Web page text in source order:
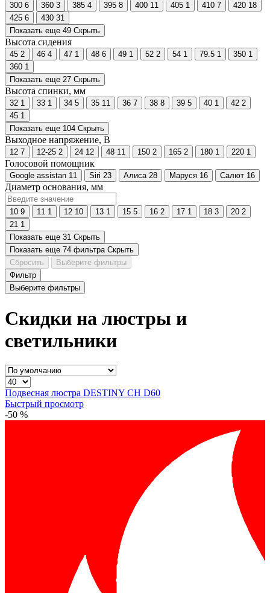
300 6 360 3 385 4 395 8 400 11 405 1 410 7 420 18
425 6 430 31
Показать еще 49 Скрыть
Высота сидения
45 2 46 4 47 1 48 6 49 1 52 2 54 1 79.5 1 350 1
360 1
Показать еще 27 Скрыть
Высота спинки, мм
32 1 33 1 34 5 35 11 36 7 38 8 39 5 40 1 42 2
45 1
Показать еще 104 Скрыть
Выходное напряжение, В
12 7 12-25 2 24 12 48 11 150 2 165 2 180 1 220 1
Голосовой помощник
Google assistan 11 Siri 23 Алиса 28 Маруся 16 Салют 16
Диаметр основания, мм
10 9 11 1 12 10 13 1 15 5 16 2 17 1 18 3 20 2
21 1
Показать еще 31 Скрыть
Показать еще 74 фильтра Скрыть
Сбросить
Выберите фильтры
Фильтр
Выберите фильтры
Скидки на люстры и
светильники
Подвесная люстра DESTINY CH D60
Быстрый просмотр
-50 %